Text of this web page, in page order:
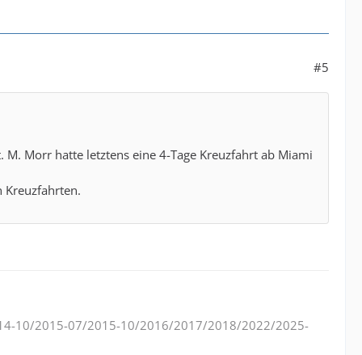
#5
Morr hatte letztens eine 4-Tage Kreuzfahrt ab Miami
Kreuzfahrten.
10/2015-07/2015-10/2016/2017/2018/2022/2025-